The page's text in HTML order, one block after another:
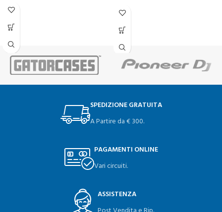
SPEDIZIONE GRATUITA
A Partire da € 300.
PAGAMENTI ONLINE
Vari circuiti.
ASSISTENZA